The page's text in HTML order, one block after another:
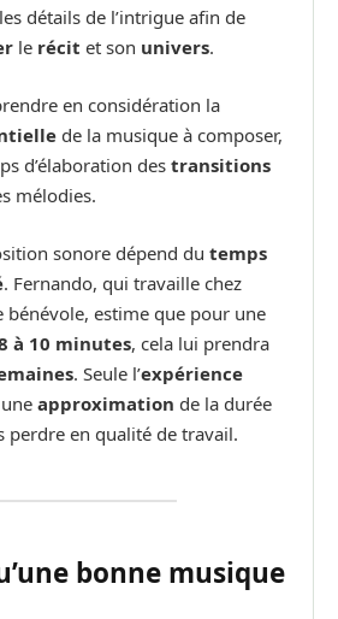
détails de l’intrigue afin de
le récit et son univers.
en considération la
de la musique à composer,
d’élaboration des transitions
mélodies.
sonore dépend du temps
. Fernando, qui travaille chez
bénévole, estime que pour une
à 10 minutes, cela lui prendra
. Seule l’expérience
approximation de la durée
perdre en qualité de travail.
bonne musique